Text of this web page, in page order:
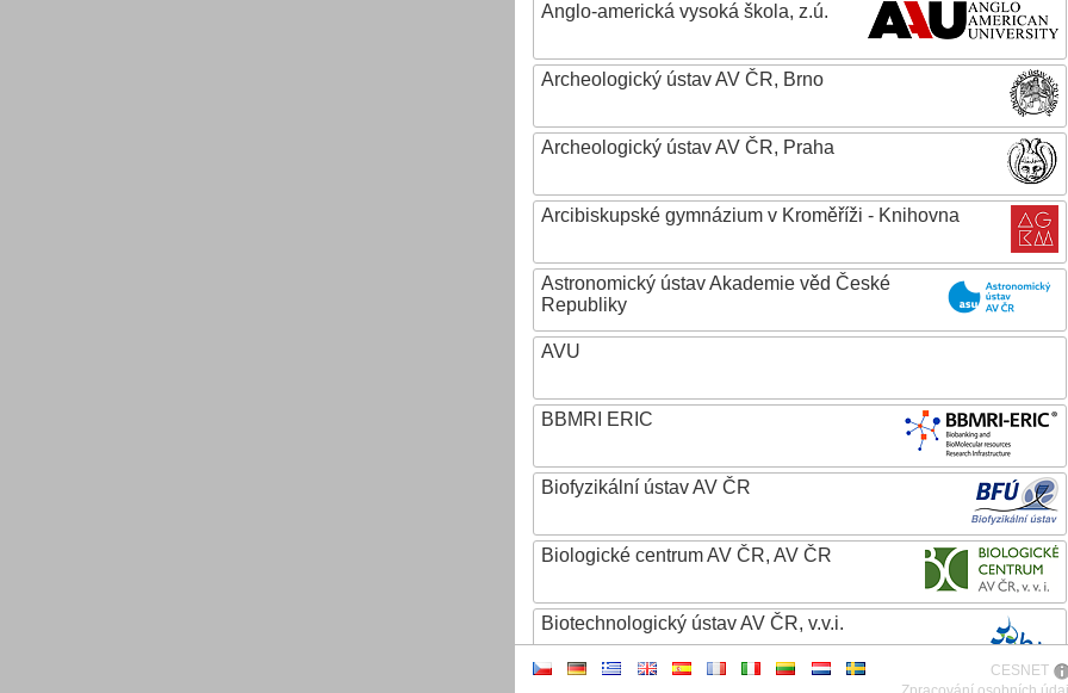
Anglo-americká vysoká škola, z.ú.
Archeologický ústav AV ČR, Brno
Archeologický ústav AV ČR, Praha
Arcibiskupské gymnázium v Kroměříži - Knihovna
Astronomický ústav Akademie věd České
Republiky
AVU
BBMRI ERIC
Biofyzikální ústav AV ČR
Biologické centrum AV ČR, AV ČR
Biotechnologický ústav AV ČR, v.v.i.
CESNET